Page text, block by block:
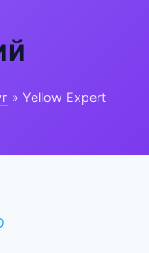
» Yellow Expert